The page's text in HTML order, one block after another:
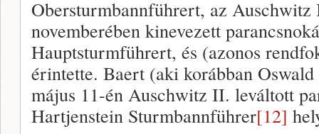
Obersturmbannführert, az
novemberében kinevezett
Hauptsturmführert, és (azonos
érintette. Baert (aki korábban
május 11-én Auschwitz II. leváltott
Hartjenstein Sturmbannführer[12]